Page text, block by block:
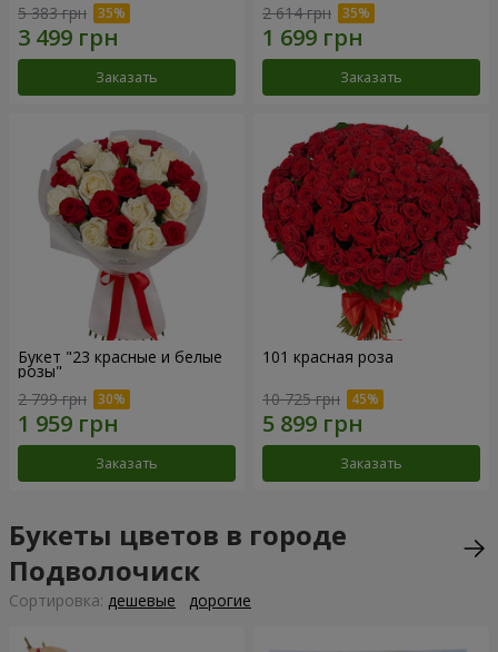
5 383 грн
Заказать
2 614 грн
Заказать
Букет "23 красные и белые
розы"
2 799 грн
Заказать
101 красная роза
10 725 грн
Заказать
Букеты цветов в городе
Подволочиск
Cортировка: дешевые дорогие